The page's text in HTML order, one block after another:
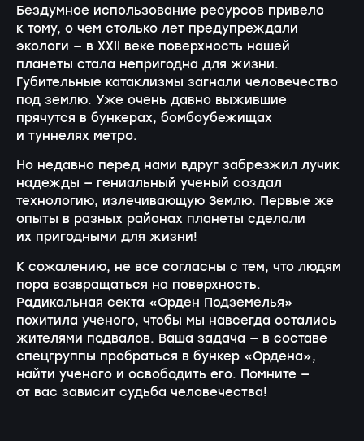
Бездумное использование ресурсов привело
к тому, о чем столько лет предупреждали
экологи — в XXII веке поверхность нашей
планеты стала непригодна для жизни.
Губительные катаклизмы загнали человечество
под землю. Уже очень давно выжившие
прячутся в бункерах, бомбоубежищах
и туннелях метро.
Но недавно перед нами вдруг забрезжил лучик
надежды — гениальный ученый создал
технологию, излечивающую Землю. Первые же
опыты в разных районах планеты сделали
их пригодными для жизни!
К сожалению, не все согласны с тем, что людям
пора возвращаться на поверхность.
Радикальная секта «Орден Подземелья»
похитила ученого, чтобы мы навсегда остались
жителями подвалов. Ваша задача — в составе
спецгруппы пробраться в бункер «Ордена»,
найти ученого и освободить его. Помните —
от вас зависит судьба человечества!